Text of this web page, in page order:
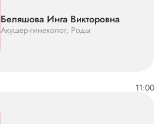
Беляшова Инга Викторовна
Акушер-гинеколог, Роды
11:00